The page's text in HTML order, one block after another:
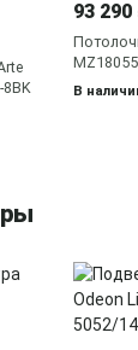
8BK
93
В